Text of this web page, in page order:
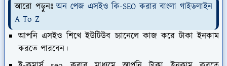
আরো পড়ুনঃঅন পেজ এসইও কি-SEO করার বাংলা গাইডলাইন
A To Z
আপনি এসইও শিখে ইউটিউব চ্যানেলে কাজ করে টাকা ইনকাম
করতে পারবেন।